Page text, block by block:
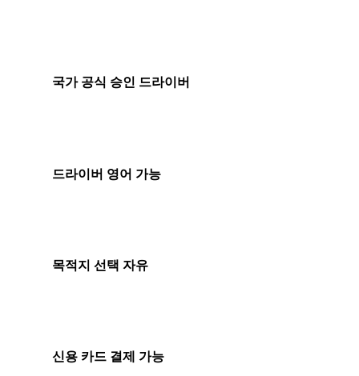
국가 공식 승인 드라이버
드라이버 영어 가능
목적지 선택 자유
신용 카드 결제 가능